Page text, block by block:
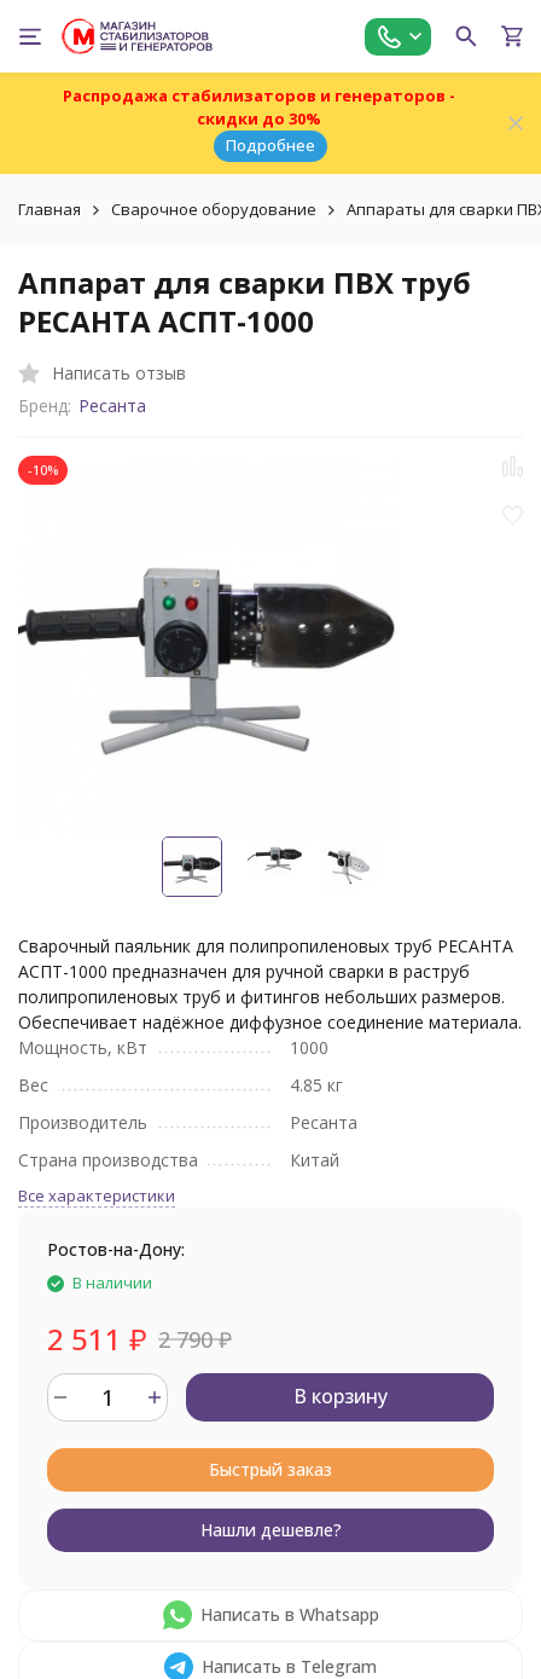
Распродажа стабилизаторов и генераторов -
скидки до 30%
Подробнее
Главная Сварочное оборудование Аппараты для сварки
Аппарат для сварки ПВХ труб
РЕСАНТА АСПТ-1000
Написать отзыв
Бренд: Ресанта
-10%
Сварочный паяльник для полипропиленовых труб РЕСАНТА
АСПТ-1000 предназначен для ручной сварки в раструб
полипропиленовых труб и фитингов небольших размеров.
Обеспечивает надёжное диффузное соединение материала.
Мощность, кВт
1000
Вес
4.85 кг
Производитель
Ресанта
Страна производства
Китай
Все характеристики
Ростов-на-Дону:
В наличии
2 511 ₽ 2 790₽
В корзину
Быстрый заказ
Нашли дешевле?
Написать в Whatsapp
Написать в Telegram